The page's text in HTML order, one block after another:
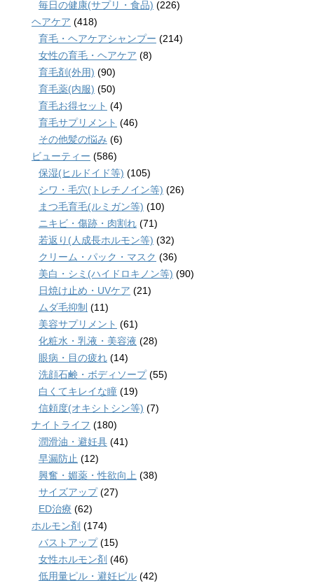
毎日の健康(サプリ・食品) (226)
ヘアケア (418)
育毛・ヘアケアシャンプー (214)
女性の育毛・ヘアケア (8)
育毛剤(外用) (90)
育毛薬(内服) (50)
育毛お得セット (4)
育毛サプリメント (46)
その他髪の悩み (6)
ビューティー (586)
保湿(ヒルドイド等) (105)
シワ・毛穴(トレチノイン等) (26)
まつ毛育毛(ルミガン等) (10)
ニキビ・傷跡・肉割れ (71)
若返り(人成長ホルモン等) (32)
クリーム・パック・マスク (36)
美白・シミ(ハイドロキノン等) (90)
日焼け止め・UVケア (21)
ムダ毛抑制 (11)
美容サプリメント (61)
化粧水・乳液・美容液 (28)
眼病・目の疲れ (14)
洗顔石鹸・ボディソープ(55)
白くてキレイな瞳 (19)
信頼度(オキシトシン等) (7)
ナイトライフ (180)
潤滑油・避妊具 (41)
早漏防止 (12)
興奮・媚薬・性欲向上 (38)
サイズアップ(27)
ED治療 (62)
ホルモン剤 (174)
バストアップ(15)
女性ホルモン剤 (46)
低用量ピル・避妊ピル (42)